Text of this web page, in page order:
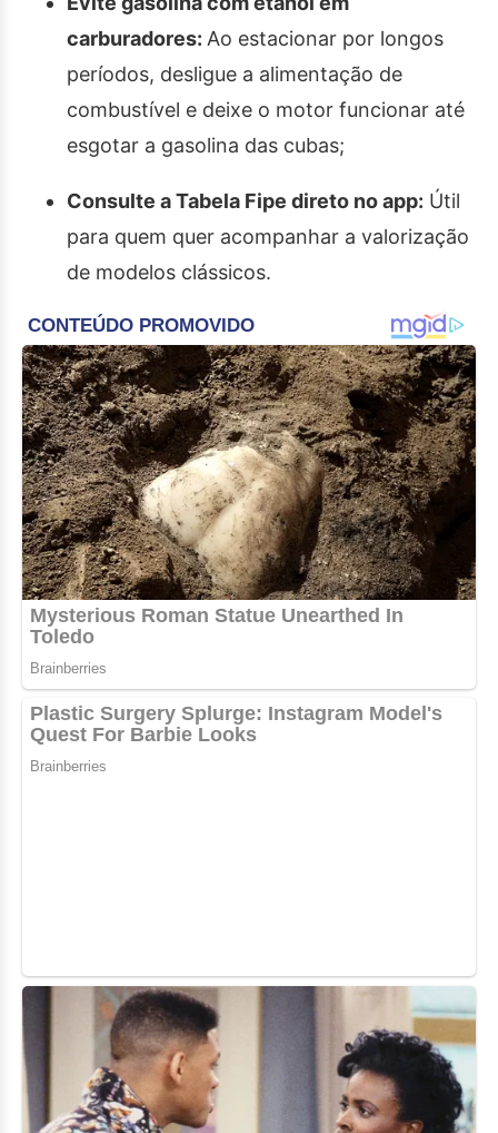
carburadores: Ao estacionar por longos
períodos, desligue a alimentação de
combustível e deixe o motor funcionar até
esgotar a gasolina das cubas;
Consulte a Tabela Fipe direto no app: Útil
para quem quer acompanhar a valorização
de modelos clássicos.